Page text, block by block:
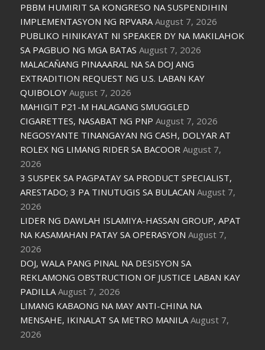
PBBM HUMIRIT SA KONGRESO NA SUSPENDIHIN
IMPLEMENTASYON NG RPVARA August 7, 2026
PUBLIKO HINIKAYAT NI SPEAKER DY NA MAKILAHOK
SA PAGBUO NG MGA BATAS August 7, 2026
MALACAÑANG PINAAARAL NA SA DOJ ANG
EXTRADITION REQUEST NG U.S. LABAN KAY
QUIBOLOY August 7, 2026
MAHIGIT P21-M HALAGANG SMUGGLED
CIGARETTES, NASABAT NG PNP August 7, 2026
NEGOSYANTE TINANGAYAN NG CASH, DOLYAR AT
ROLEX NG LIMANG RIDER SA BACOOR August 7,
2026
3 SUSPEK SA PAGPATAY SA PRODUCT SPECIALIST,
ARESTADO; 3 PA TINUTUGIS SA BULACAN August 7,
2026
LIDER NG DAWLAH ISLAMIYA-HASSAN GROUP, APAT
NA KASAMAHAN PATAY SA OPERASYON August 7,
2026
DOJ, WALA PANG PINAL NA DESISYON SA
REKLAMONG OBSTRUCTION OF JUSTICE LABAN KAY
PADILLA August 7, 2026
LIMANG KABAONG NA MAY ANTI-CHINA NA
MENSAHE, IKINALAT SA METRO MANILA August 7,
2026